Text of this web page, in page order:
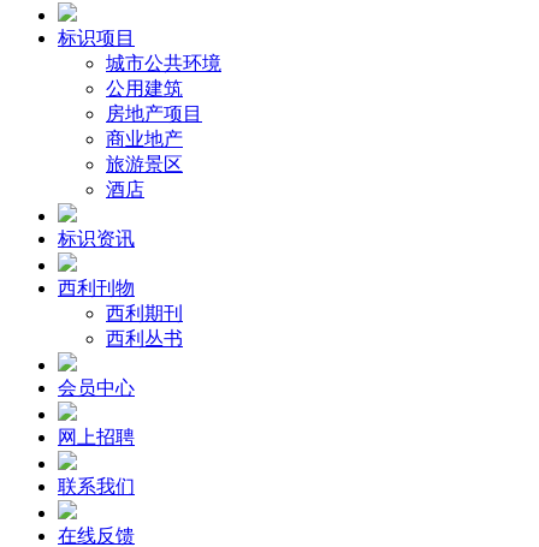
标识项目
城市公共环境
公用建筑
房地产项目
商业地产
旅游景区
酒店
标识资讯
西利刊物
西利期刊
西利丛书
会员中心
网上招聘
联系我们
在线反馈